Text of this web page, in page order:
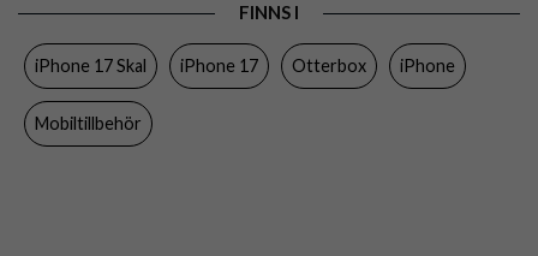
MagSafe-kompatibel, Stöttålig
Färg Genomskinlig, Lila
Varumärke
FINNS I
iPhone 17 Skal iPhone 17 Otterbox iPhone
Mobiltillbehör